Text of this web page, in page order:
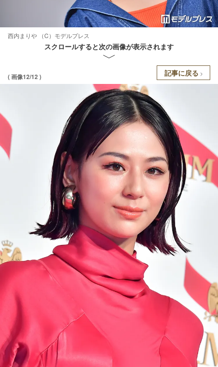
西内まりや （C）モデルプレス
スクロールすると次の画像が表示されます
( 画像12/12 ) 記事に戻る